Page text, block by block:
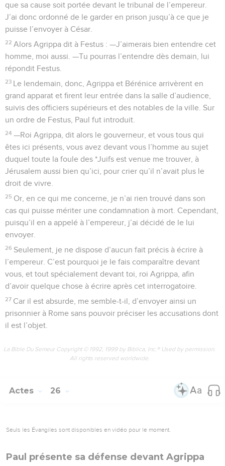
que sa cause soit portée devant le tribunal de l’empereur.
J’ai donc ordonné de le garder en prison jusqu’à ce que je
puisse l’envoyer à César.
22 Alors Agrippa dit à Festus : —J’aimerais bien entendre cet
homme, moi aussi. —Tu pourras l’entendre dès demain, lui
répondit Festus.
23 Le lendemain, donc, Agrippa et Bérénice arrivèrent en
grand apparat et firent leur entrée dans la salle d’audience,
suivis des officiers supérieurs et des notables de la ville. Sur
un ordre de Festus, Paul fut introduit.
24 —Roi Agrippa, dit alors le gouverneur, et vous tous qui
êtes ici présents, vous avez devant vous l’homme au sujet
duquel toute la foule des *Juifs est venue me trouver, à
Jérusalem aussi bien qu’ici, pour crier qu’il n’avait plus le
droit de vivre.
25 Or, en ce qui me concerne, je n’ai rien trouvé dans son
cas qui puisse mériter une condamnation à mort. Cependant,
puisqu’il en a appelé à l’empereur, j’ai décidé de le lui
envoyer.
26 Seulement, je ne dispose d’aucun fait précis à écrire à
l’empereur. C’est pourquoi je le fais comparaître devant
vous, et tout spécialement devant toi, roi Agrippa, afin
d’avoir quelque chose à écrire après cet interrogatoire.
27 Car il est absurde, me semble-t-il, d’envoyer ainsi un
prisonnier à Rome sans pouvoir préciser les accusations dont
il est l’objet.
La Bible Du Semeur Copyright © 1992, 1999 by Biblica, Inc.® Used by permission.
All rights reserved worldwide.
Actes 26
Seuls les Évangiles sont disponibles en vidéo pour le moment.
Paul présente sa défense devant Agrippa